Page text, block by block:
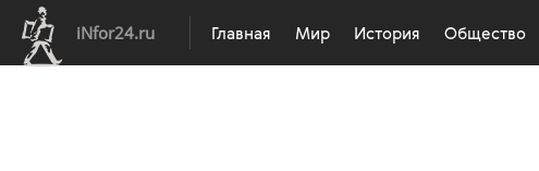
iNfor24.ru Главная Мир История Общество